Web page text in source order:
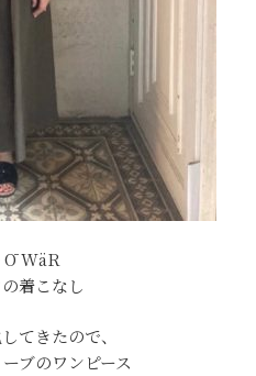
WäR
着こなし
てきたので、
ブのワンピース